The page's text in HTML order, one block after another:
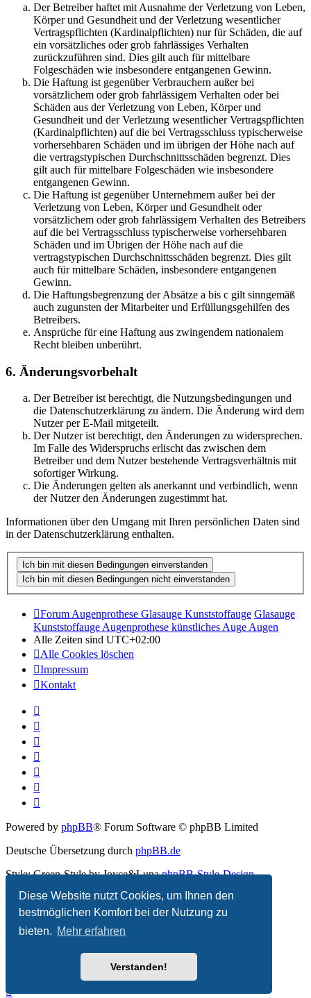
Diese Website nutzt Cookies, um Ihnen den
bestmöglichen Komfort bei der Nutzung zu
bieten. Mehr erfahren
Verstanden!
Der Betreiber haftet mit Ausnahme der Verletzung von Leben,
Körper und Gesundheit und der Verletzung wesentlicher
Vertragspflichten (Kardinalpflichten) nur für Schäden, die auf
ein vorsätzliches oder grob fahrlässiges Verhalten
zurückzuführen sind. Dies gilt auch für mittelbare
Folgeschäden wie insbesondere entgangenen Gewinn.
Die Haftung ist gegenüber Verbrauchern außer bei
vorsätzlichem oder grob fahrlässigem Verhalten oder bei
Schäden aus der Verletzung von Leben, Körper und
Gesundheit und der Verletzung wesentlicher Vertragspflichten
(Kardinalpflichten) auf die bei Vertragsschluss typischerweise
vorhersehbaren Schäden und im übrigen der Höhe nach auf
die vertragstypischen Durchschnittsschäden begrenzt. Dies
gilt auch für mittelbare Folgeschäden wie insbesondere
entgangenen Gewinn.
Die Haftung ist gegenüber Unternehmern außer bei der
Verletzung von Leben, Körper und Gesundheit oder
vorsätzlichem oder grob fahrlässigem Verhalten des Betreibers
auf die bei Vertragsschluss typischerweise vorhersehbaren
Schäden und im Übrigen der Höhe nach auf die
vertragstypischen Durchschnittsschäden begrenzt. Dies gilt
auch für mittelbare Schäden, insbesondere entgangenen
Gewinn.
Die Haftungsbegrenzung der Absätze a bis c gilt sinngemäß
auch zugunsten der Mitarbeiter und Erfüllungsgehilfen des
Betreibers.
Ansprüche für eine Haftung aus zwingendem nationalem
Recht bleiben unberührt.
6. Änderungsvorbehalt
Der Betreiber ist berechtigt, die Nutzungsbedingungen und
die Datenschutzerklärung zu ändern. Die Änderung wird dem
Nutzer per E-Mail mitgeteilt.
Der Nutzer ist berechtigt, den Änderungen zu widersprechen.
Im Falle des Widerspruchs erlischt das zwischen dem
Betreiber und dem Nutzer bestehende Vertragsverhältnis mit
sofortiger Wirkung.
Die Änderungen gelten als anerkannt und verbindlich, wenn
der Nutzer den Änderungen zugestimmt hat.
Informationen über den Umgang mit Ihren persönlichen Daten sind
in der Datenschutzerklärung enthalten.
Forum Augenprothese Glasauge Kunststoffauge Glasauge
Kunststoffauge Augenprothese künstliches Auge Augen
Alle Zeiten sind UTC+02:00
Alle Cookies löschen
Impressum
Kontakt
Powered by phpBB® Forum Software © phpBB Limited
Deutsche Übersetzung durch phpBB.de
Style: Green-Style by Joyce&LunaphpBB-Style-Design
Datenschutz |Nutzungsbedingungen